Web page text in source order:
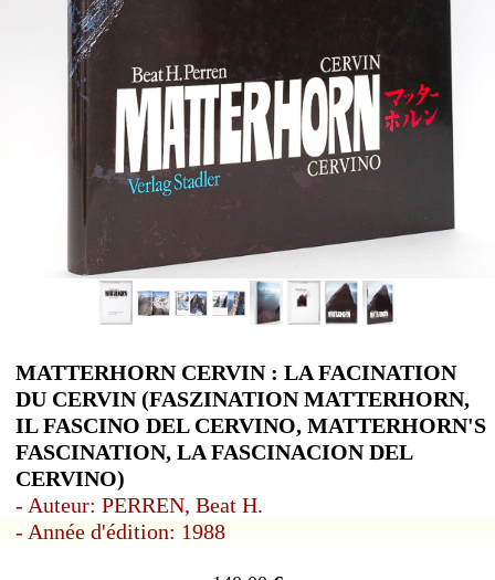
MATTERHORN CERVIN : LA FACINATION
DU CERVIN (FASZINATION MATTERHORN,
IL FASCINO DEL CERVINO, MATTERHORN'S
FASCINATION, LA FASCINACION DEL
CERVINO)
- Auteur: PERREN, Beat H.
- Année d'édition: 1988